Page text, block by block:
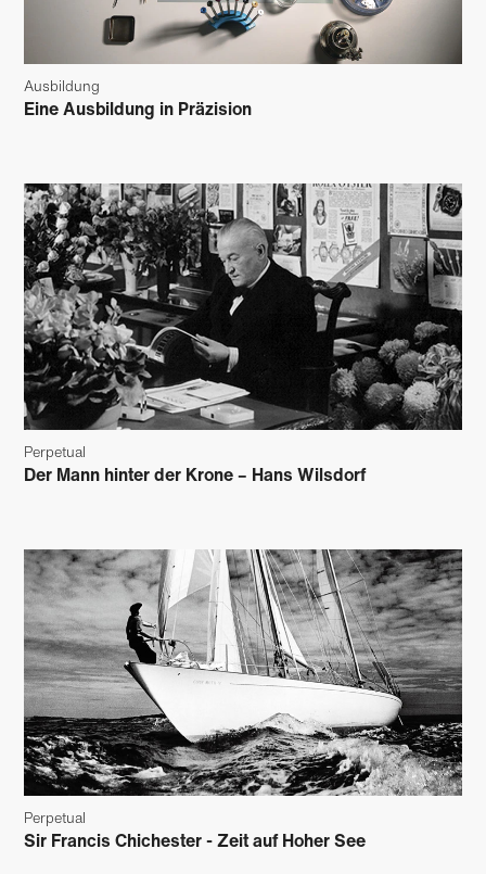
Ausbildung
Eine Ausbildung in Präzision
Perpetual
Der Mann hinter der Krone – Hans Wilsdorf
Perpetual
Sir Francis Chichester - Zeit auf Hoher See